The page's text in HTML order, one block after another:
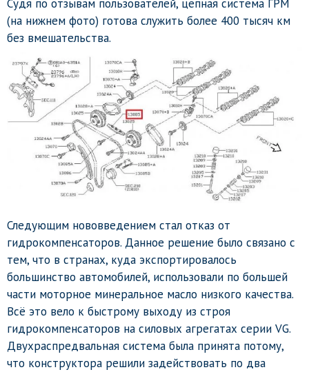
Судя по отзывам пользователей, цепная система ГРМ
(на нижнем фото) готова служить более 400 тысяч км
без вмешательства.
Следующим нововведением стал отказ от
гидрокомпенсаторов. Данное решение было связано с
тем, что в странах, куда экспортировалось
большинство автомобилей, использовали по большей
части моторное минеральное масло низкого качества.
Всё это вело к быстрому выходу из строя
гидрокомпенсаторов на силовых агрегатах серии VG.
Двухраспредвальная система была принята потому,
что конструктора решили задействовать по два